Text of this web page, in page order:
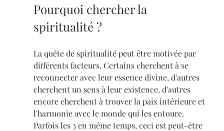
Pourquoi chercher la
spiritualité ?
La quête de spiritualité peut être motivée par
différents facteurs. Certains cherchent à se
reconnecter avec leur essence divine, d'autres
cherchent un sens à leur existence, d'autres
encore cherchent à trouver la paix intérieure et
l'harmonie avec le monde qui les entoure.
Parfois les 3 en même temps, ceci est peut-être